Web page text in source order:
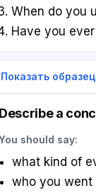
When do you
Have you
Показать
Describe a
should say:
what kind of
who you went